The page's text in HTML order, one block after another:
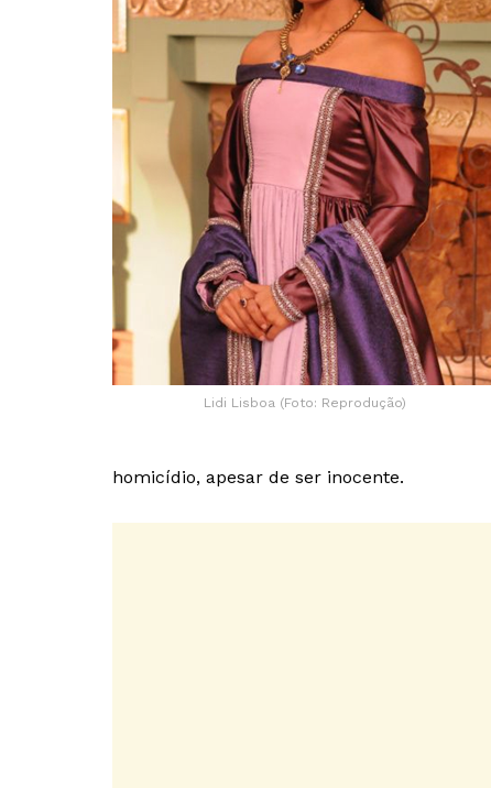
Lidi Lisboa (Foto: Reprodução)
homicídio, apesar de ser inocente.